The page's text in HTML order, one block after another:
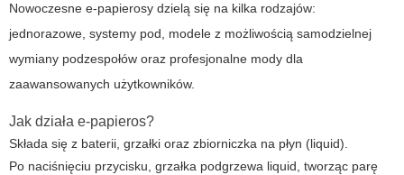
Nowoczesne e-papierosy dzielą się na kilka rodzajów:
jednorazowe, systemy pod, modele z możliwością samodzielnej
wymiany podzespołów oraz profesjonalne mody dla
zaawansowanych użytkowników.
Jak działa e-papieros?
Składa się z baterii, grzałki oraz zbiorniczka na płyn (liquid).
Po naciśnięciu przycisku, grzałka podgrzewa liquid, tworząc parę